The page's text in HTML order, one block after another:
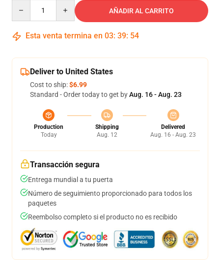
AÑADIR AL CARRITO
Esta venta termina en 03: 39: 54
Deliver to United States
Cost to ship:$6.99
Standard - Order today to get byAug. 16 - Aug. 23
Production
Today
Shipping
Aug. 12
Delivered
Aug. 16 - Aug. 23
Transacción segura
Entrega mundial a tu puerta
Número de seguimiento proporcionado para todos los
paquetes
Reembolso completo si el producto no es recibido